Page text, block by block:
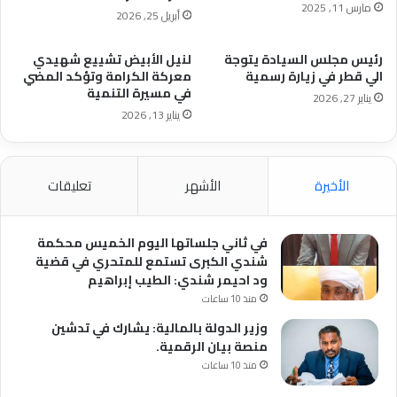
واعتزازنا
التكليف،
نسأل
الله
أن
ويوفقه
في
الأمانة
العظيمة،
خاصة
وأن
ولاية
كردفان
بمرحلة
حساسة
مارس 11, 2025 أبريل 25, 2026
رئيس مجلس السيادة يتوجة
الي قطر في زيارة رسمية
يناير 27, 2026
لنيل الأبيض تشييع شهيدي
معركة الكرامة وتؤكد المضي
في مسيرة التنمية
يناير 13, 2026
الأخيرة الأشهر تعليقات
في ثاني جلساتها اليوم الخميس محكمة
شندي الكبرى تستمع للمتحري في قضية
ود احيمر شندي: الطيب إبراهيم
منذ 10 ساعات
وزير الدولة بالمالية: يشارك في تدشين
منصة بيان الرقمية.
منذ 10 ساعات